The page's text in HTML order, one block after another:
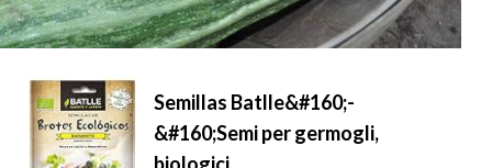
Semillas Batlle&#160;-
&#160;Semi per germogli,